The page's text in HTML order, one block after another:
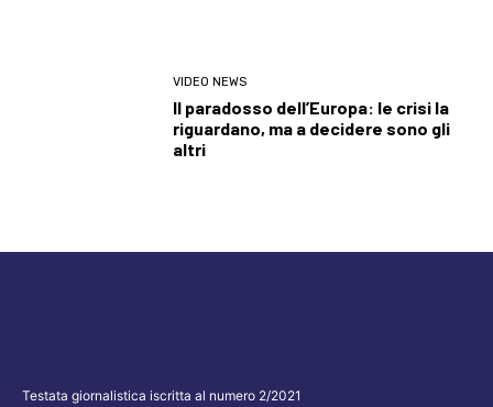
VIDEO NEWS
Il paradosso dell’Europa: le crisi la
riguardano, ma a decidere sono gli
altri
Testata giornalistica iscritta al numero 2/2021